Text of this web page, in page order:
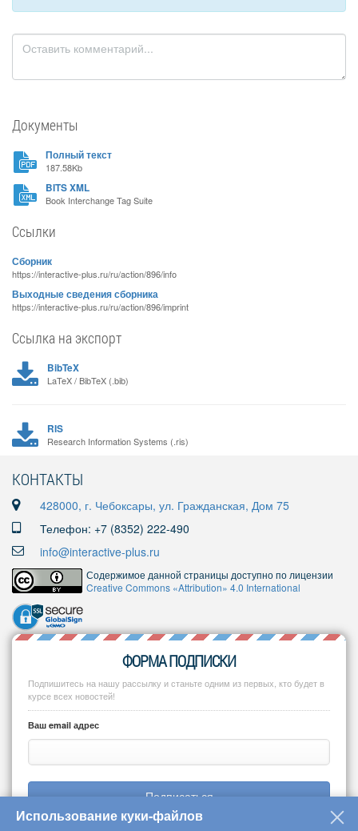
Документы
Полный текст
187.58Kb
BITS XML
Book Interchange Tag Suite
Ссылки
Сборник
https://interactive-plus.ru/ru/action/896/info
Выходные сведения сборника
https://interactive-plus.ru/ru/action/896/imprint
Ссылка на экспорт
BibTeX
LaTeX / BibTeX (.bib)
RIS
Research Information Systems (.ris)
КОНТАКТЫ
428000, г. Чебоксары, ул. Гражданская, Дом 75
Телефон: +7 (8352) 222-490
info@interactive-plus.ru
Содержимое данной страницы доступно по лицензии
Creative Commons «Attribution» 4.0 International
ФОРМА ПОДПИСКИ
Подпишитесь на нашу рассылку и станьте одним из первых, кто будет в
курсе всех новостей!
Ваш email адрес
Подписаться
Использование куки-файлов